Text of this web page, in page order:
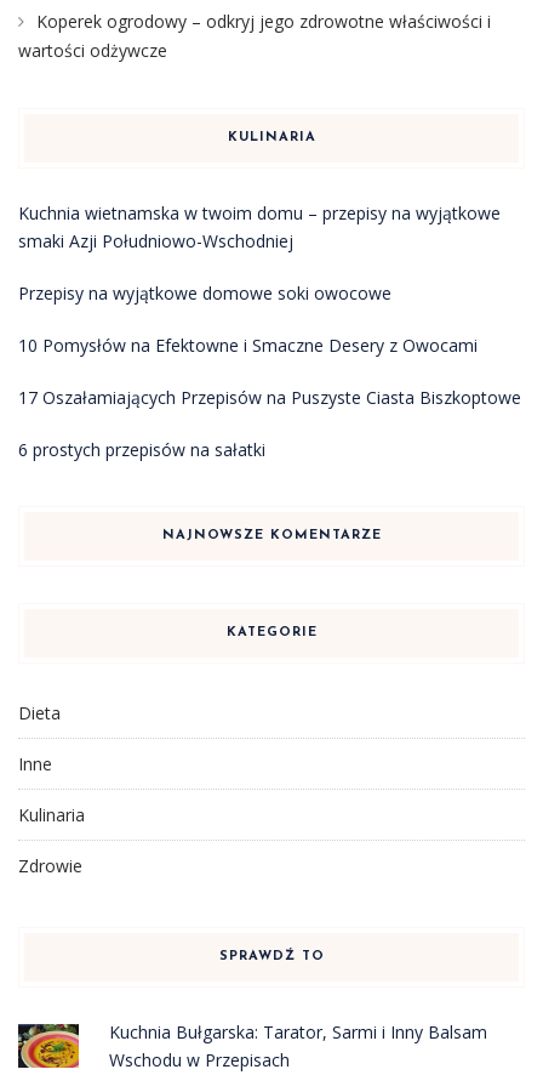
Koperek ogrodowy – odkryj jego zdrowotne właściwości i
wartości odżywcze
KULINARIA
Kuchnia wietnamska w twoim domu – przepisy na wyjątkowe
smaki Azji Południowo-Wschodniej
Przepisy na wyjątkowe domowe soki owocowe
10 Pomysłów na Efektowne i Smaczne Desery z Owocami
17 Oszałamiających Przepisów na Puszyste Ciasta Biszkoptowe
6 prostych przepisów na sałatki
NAJNOWSZE KOMENTARZE
KATEGORIE
Dieta
Inne
Kulinaria
Zdrowie
SPRAWDŹ TO
Kuchnia Bułgarska: Tarator, Sarmi i Inny Balsam
Wschodu w Przepisach